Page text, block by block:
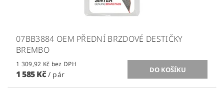
07BB3884 OEM PŘEDNÍ BRZDOVÉ DESTIČKY
BREMBO
1 309,92 Kč bez DPH
1 585 Kč / pár